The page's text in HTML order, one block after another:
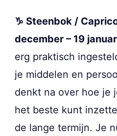
♑ Steenbok /
december – 19
erg praktisch
je middelen en
denkt na over hoe je
het beste kunt
de lange termijn. Je